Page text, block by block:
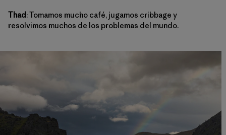
Thad : Tomamos mucho café, jugamos cribbage y
resolvimos muchos de los problemas del mundo.